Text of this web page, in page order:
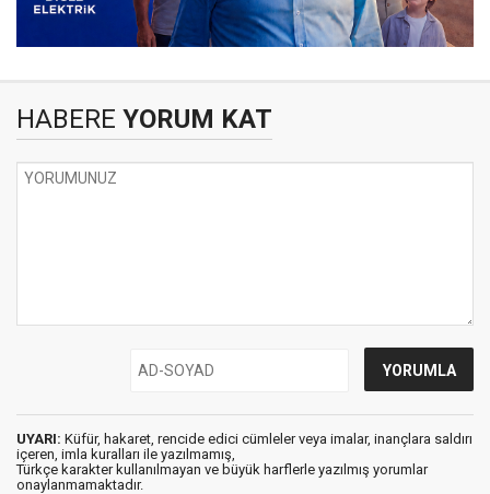
HABERE YORUM KAT
UYARI: Küfür, hakaret, rencide edici cümleler veya imalar, inançlara saldırı
içeren, imla kuralları ile yazılmamış,
Türkçe karakter kullanılmayan ve büyük harflerle yazılmış yorumlar
onaylanmamaktadır.